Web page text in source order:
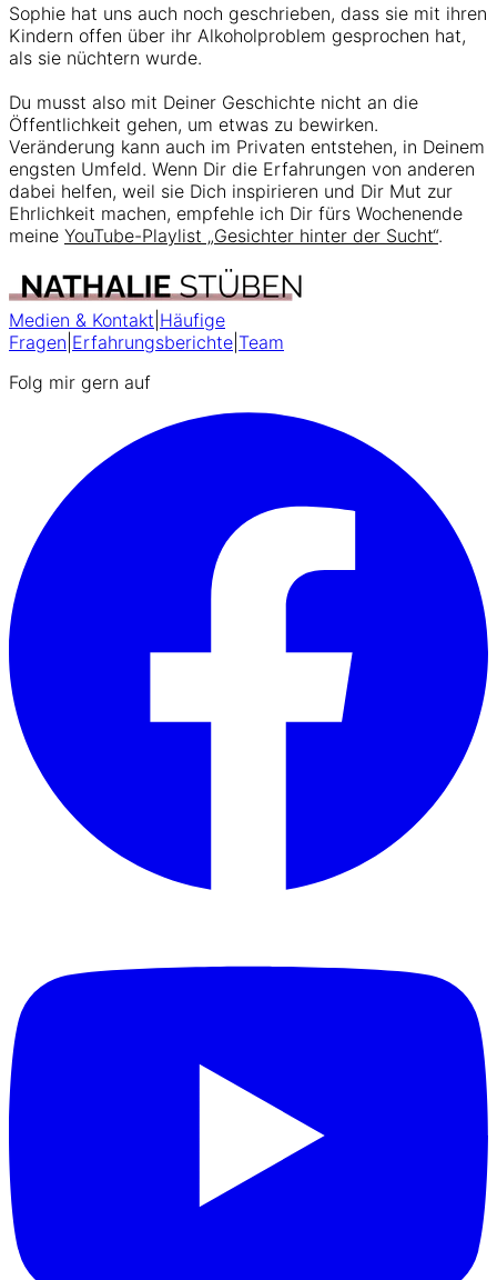
Sophie hat uns auch noch geschrieben, dass sie mit ihren
Kindern offen über ihr Alkoholproblem gesprochen hat,
als sie nüchtern wurde.
Du musst also mit Deiner Geschichte nicht an die
Öffentlichkeit gehen, um etwas zu bewirken.
Veränderung kann auch im Privaten entstehen, in Deinem
engsten Umfeld. Wenn Dir die Erfahrungen von anderen
dabei helfen, weil sie Dich inspirieren und Dir Mut zur
Ehrlichkeit machen, empfehle ich Dir fürs Wochenende
meine YouTube-Playlist „Gesichter hinter der Sucht“.
Medien & Kontakt Häufige
Fragen Erfahrungsberichte Team
Folg mir gern auf